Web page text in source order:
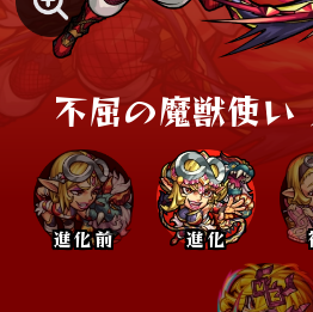
不屈の魔獣使い
進化前 進化